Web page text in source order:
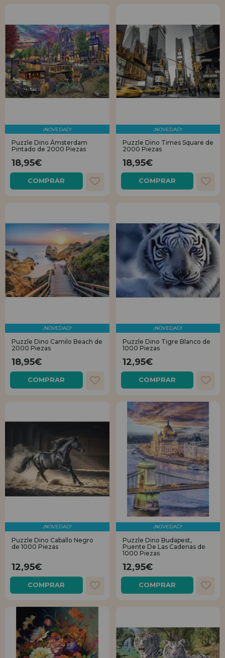
¡NOVEDAD!
Puzzle Dino Ámsterdam
Pintado de 2000 Piezas
18,95€
COMPRAR
¡NOVEDAD!
Puzzle Dino Times Square de
2000 Piezas
18,95€
COMPRAR
¡NOVEDAD!
Puzzle Dino Camilo Beach de
2000 Piezas
18,95€
COMPRAR
¡NOVEDAD!
Puzzle Dino Tigre Blanco de
1000 Piezas
12,95€
COMPRAR
¡NOVEDAD!
Puzzle Dino Caballo Negro
de 1000 Piezas
12,95€
COMPRAR
¡NOVEDAD!
Puzzle Dino Budapest,
Puente De Las Cadenas de
1000 Piezas
12,95€
COMPRAR